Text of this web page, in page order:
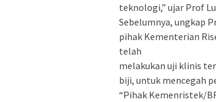
teknologi,” ujar Prof
Sebelumnya, ungkap
pihak Kementerian
telah
melakukan uji klinis
biji, untuk mencegah
“Pihak Kemenristek/